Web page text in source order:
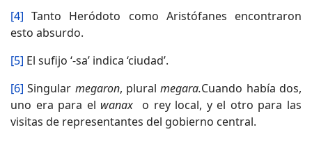
[4] Tanto Heródoto como Aristófanes encontraron
esto absurdo.
[5] El sufijo ‘-sa’ indica ‘ciudad’.
[6] Singular megaron, pluralmegara.Cuando había dos,
uno era para el wanax
o rey local, y el otro para las
visitas de representantes del gobierno central.